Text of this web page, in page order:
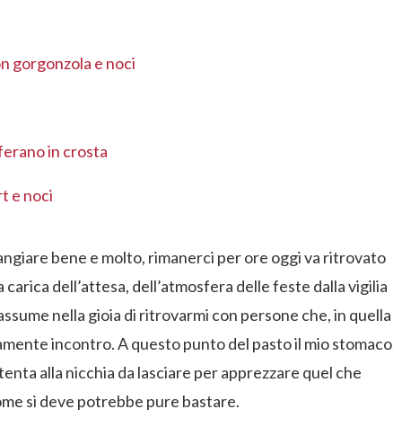
gorgonzola e noci
in crosta
e noci
bene e molto, rimanerci per ore oggi va ritrovato
dell’attesa, dell’atmosfera delle feste dalla vigilia
nella gioia di ritrovarmi con persone che, in quella
incontro. A questo punto del pasto il mio stomaco
alla nicchia da lasciare per apprezzare quel che
si deve potrebbe pure bastare.